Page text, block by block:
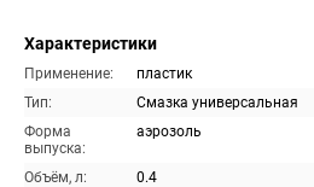
Характеристики
Применение:
пластик
Тип:
Смазка универсальная
Форма
выпуска:
аэрозоль
Объём, л:
0.4